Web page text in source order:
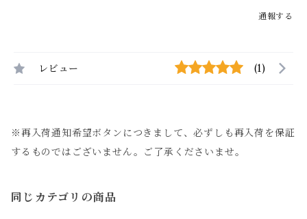
通報する
レビュー (1)
※再入荷通知希望ボタンにつきまして、必ずしも再入荷を保証
するものではございません。ご了承くださいませ。
同じカテゴリの商品